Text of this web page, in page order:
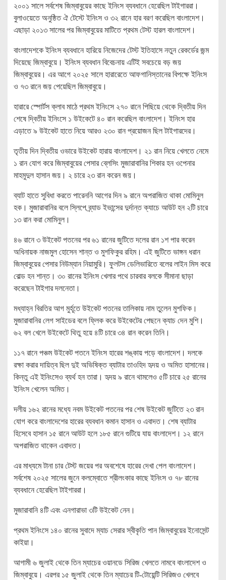
২০০১ সালে সর্বশেষ জিম্বাবুয়ের কাছে ইনিংস ব্যবধানে হেরেছিল টাইগাররা।
বুলাওয়েতে অনুষ্ঠিত ঐ টেস্টে ইনিংস ও ৩২ রানে হার বরণ করেছিল বাংলাদেশ।
এছাড়া ২০১৩ সালের পর জিম্বাবুয়ের মাটিতে প্রথম টেস্ট হারল বাংলাদেশ।
বাংলাদেশকে ইনিংস ব্যবধানে হারিয়ে নিজেদের টেস্ট ইতিহাসে নতুন রেকর্ডের জন্ম
দিয়েছে জিম্বাবুয়ে। ইনিংস ব্যবধান বিবেচনায় এটিই সবচেয়ে বড় জয়
জিম্বাবুয়ের। এর আগে ২০২৫ সালে হারারেতে আফগানিস্তানের বিপক্ষে ইনিংস
ও ৭৩ রানে জয় পেয়েছিল জিম্বাবুয়ে।
হারারে স্পোর্টস ক্লাব মাঠে প্রথম ইনিংসে ২৭০ রানে পিছিয়ে থেকে দ্বিতীয় দিন
শেষে দ্বিতীয় ইনিংসে ১ উইকেটে ৪০ রান করেছিল বাংলাদেশ। ইনিংস হার
এড়াতে ৯ উইকেট হাতে নিয়ে আরও ২৩০ রান প্রয়োজন ছিল টাইগারদের।
তৃতীয় দিন দ্বিতীয় ওভারে উইকেট হারায় বাংলাদেশ। ২১ রান নিয়ে খেলতে নেমে
১ রান যোগ করে জিম্বাবুয়ের পেসার ব্লেসিং মুজারাবানির শিকার হন ওপেনার
মাহমুদুল হাসান জয়। ২ চারে ২৩ রান করেন জয়।
ব্যাট হাতে সুবিধা করতে পারেননি আগের দিন ৯ রানে অপরাজিত থাকা মোমিনুল
হক। মুজারাবানির বলে স্লিপে ব্র্যাড ইভান্সের দুর্দান্ত ক্যাচে আউট হন ২টি চারে
১৩ রান করা মোমিনুল।
৪৬ রানে ৩ উইকেট পতনের পর ৬১ রানের জুটিতে দলের রান ১শ পার করেন
অধিনায়ক নাজমুল হোসেন শান্ত ও মুশফিকুর রহিম। এই জুটিতে ভাঙ্গন ধরান
জিম্বাবুয়ের পেসার নিউম্যান নিয়ামুরি। ফুলটস ডেলিভারিতে বলের লাইন মিস করে
বোল্ড হন শান্ত। ৩০ রানের ইনিংস খেলার পথে চারবার বলকে সীমানা ছাড়া
করেছেন টাইগার দলনেতা।
মধ্যাহ্ন বিরতির আগ মুর্হূতে উইকেট পতনের তালিকায় নাম তুলেন মুশফিক।
মুজারাবানির লেগ সাইডের বলে ফ্লিক করে উইকেটের পেছনে ক্যাচ দেন মুশি।
৬২ বল খেলে উইকেটে থিতু হয়ে ৪টি চারে ৩৪ রান করেন তিনি।
১১৭ রানে পঞ্চম উইকেট পতনে ইনিংস হারের শঙ্কায় পড়ে বাংলাদেশ। দলকে
রক্ষা করার দায়িত্ব ছিল দুই অভিষিক্ত ব্যাটার তাওহিদ হৃদয় ও অমিত হাসানের।
কিন্তু এই ইনিংসেও ব্যর্থ হন তারা। হৃদয় ৯ রানে থামলেও ৫টি চারে ২৫ রানের
ইনিংস খেলেন অমিত।
দলীয় ১৬২ রানের মধ্যে নবম উইকেট পতনের পর শেষ উইকেট জুটিতে ২৩ রান
যোগ করে বাংলাদেশের হারের ব্যবধান কমান হাসান ও এবাদত। শেষ ব্যাটার
হিসেবে হাসান ১৫ রানে আউট হলে ১৮৫ রানে গুটিয়ে যায় বাংলাদেশ। ১২ রানে
অপরাজিত থাকেন এবাদত।
এর মাধ্যমে টানা চার টেস্ট জয়ের পর অবশেষে হারের দেখা পেল বাংলাদেশ।
সর্বশেষ ২০২৫ সালের জুনে কলম্বোতে শ্রীলংকার কাছে ইনিংস ও ৭৮ রানের
ব্যবধানে হেরেছিল টাইগাররা।
মুজারাবানি ৪টি এবং এনগারাভা ৩টি উইকেট নেন।
প্রথম ইনিংসে ১৪০ রানের সুবাদে ম্যাচ সেরার স্বীকৃতি পান জিম্বাবুয়ের ইনোসেন্ট
কাইয়া।
আগামী ৬ জুলাই থেকে তিন ম্যাচের ওয়ানডে সিরিজ খেলতে নামবে বাংলাদেশ ও
জিম্বাবুয়ে। এরপর ১৫ জুলাই থেকে তিন ম্যাচের টি-টোয়েন্টি সিরিজও খেলবে